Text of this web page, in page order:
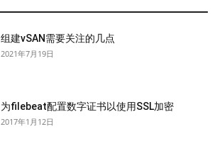
组建vSAN需要关注的几点
2021年7月19日
为filebeat配置数字证书以使用SSL加密
2017年1月12日